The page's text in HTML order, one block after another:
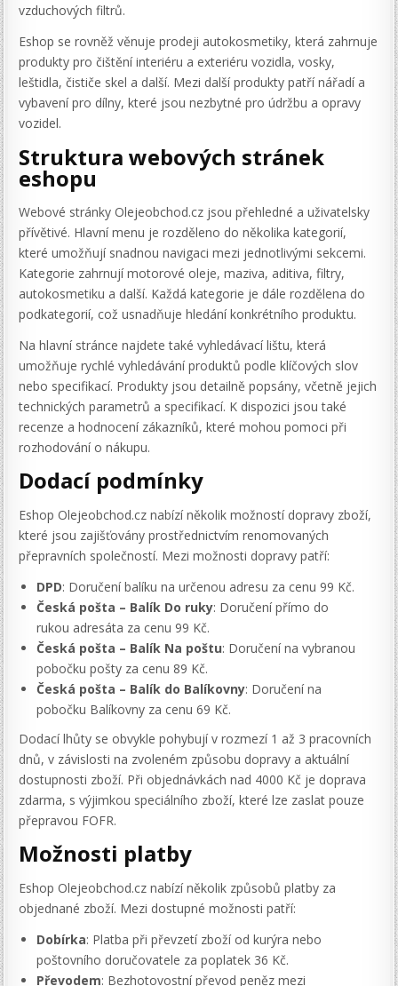
vzduchových filtrů.
Eshop se rovněž věnuje prodeji autokosmetiky, která zahrnuje
produkty pro čištění interiéru a exteriéru vozidla, vosky,
leštidla, čističe skel a další. Mezi další produkty patří nářadí a
vybavení pro dílny, které jsou nezbytné pro údržbu a opravy
vozidel.
Struktura webových stránek
eshopu
Webové stránky Olejeobchod.cz jsou přehledné a uživatelsky
přívětivé. Hlavní menu je rozděleno do několika kategorií,
které umožňují snadnou navigaci mezi jednotlivými sekcemi.
Kategorie zahrnují motorové oleje, maziva, aditiva, filtry,
autokosmetiku a další. Každá kategorie je dále rozdělena do
podkategorií, což usnadňuje hledání konkrétního produktu.
Na hlavní stránce najdete také vyhledávací lištu, která
umožňuje rychlé vyhledávání produktů podle klíčových slov
nebo specifikací. Produkty jsou detailně popsány, včetně jejich
technických parametrů a specifikací. K dispozici jsou také
recenze a hodnocení zákazníků, které mohou pomoci při
rozhodování o nákupu.
Dodací podmínky
Eshop Olejeobchod.cz nabízí několik možností dopravy zboží,
které jsou zajišťovány prostřednictvím renomovaných
přepravních společností. Mezi možnosti dopravy patří:
DPD: Doručení balíku na určenou adresu za cenu 99 Kč.
Česká pošta – Balík Do ruky: Doručení přímo do
rukou adresáta za cenu 99 Kč.
Česká pošta – Balík Na poštu: Doručení na vybranou
pobočku pošty za cenu 89 Kč.
Česká pošta – Balík do Balíkovny: Doručení na
pobočku Balíkovny za cenu 69 Kč.
Dodací lhůty se obvykle pohybují v rozmezí 1 až 3 pracovních
dnů, v závislosti na zvoleném způsobu dopravy a aktuální
dostupnosti zboží. Při objednávkách nad 4000 Kč je doprava
zdarma, s výjimkou speciálního zboží, které lze zaslat pouze
přepravou FOFR.
Možnosti platby
Eshop Olejeobchod.cz nabízí několik způsobů platby za
objednané zboží. Mezi dostupné možnosti patří:
Dobírka: Platba při převzetí zboží od kurýra nebo
poštovního doručovatele za poplatek 36 Kč.
Převodem: Bezhotovostní převod peněz mezi